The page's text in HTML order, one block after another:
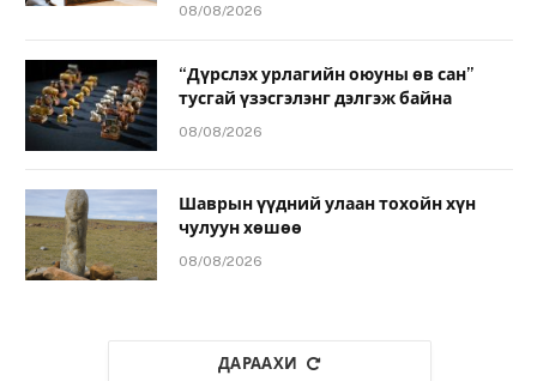
08/08/2026
“Дүрслэх урлагийн оюуны өв сан”
тусгай үзэсгэлэнг дэлгэж байна
08/08/2026
Шаврын үүдний улаан тохойн хүн
чулуун хөшөө
08/08/2026
ДАРААХИ